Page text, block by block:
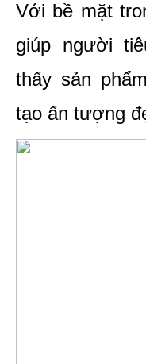
Với bề mặt
giúp người
thấy sản
tạo ấn tượng